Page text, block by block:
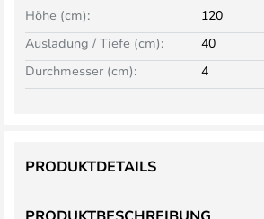
Höhe (cm):
120
Ausladung / Tiefe (cm):
40
Durchmesser (cm):
4
PRODUKTDETAILS